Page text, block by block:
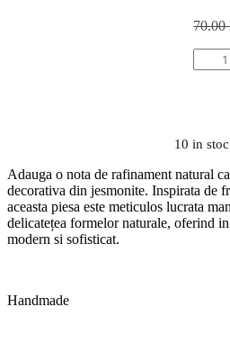
70.00
Tavița
10 in stoc
Adauga o nota de rafinament natural
decorativa din jesmonite. Inspirata de
aceasta piesa este meticulos lucrata
delicatețea formelor naturale, oferind
modern si sofisticat.
Handmade